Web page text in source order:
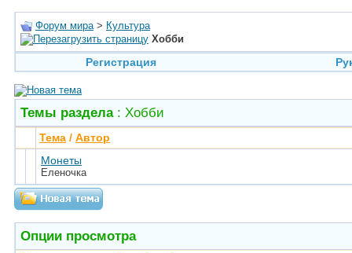
Форум мира > Культура
Хобби
Регистрация
Темы раздела: Хобби
Тема / Автор
Монеты
Еленочка
Опции просмотра